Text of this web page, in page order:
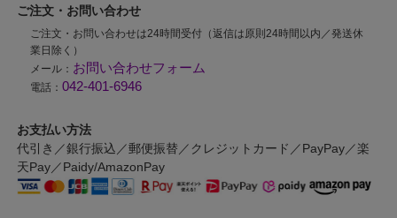
ご注文・お問い合わせ
ご注文・お問い合わせは24時間受付（返信は原則24時間以内／発送休
業日除く）
メール： お問い合わせフォーム
電話： 042-401-6946
お支払い方法
代引き／銀行振込／郵便振替／クレジットカード／PayPay／楽
天Pay／Paidy/AmazonPay